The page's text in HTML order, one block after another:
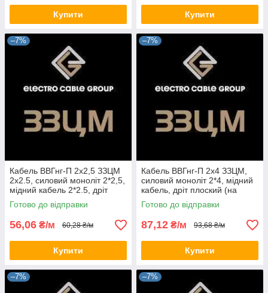
Купити Купити
–7%
Кабель ВВГнг-П 2х2,5 ЗЗЦМ
2х2.5, силовий моноліт 2*2,5,
мідний кабель 2*2.5, дріт
плоский (на відріз)
Готово до відправки
56,06 ₴/м 60,28 ₴/м
Купити
–7%
Кабель ВВГнг-П 2х4 ЗЗЦМ,
силовий моноліт 2*4, мідний
кабель, дріт плоский (на
відріз)
Готово до відправки
87,12 ₴/м 93,68 ₴/м
Купити
–7% –7%